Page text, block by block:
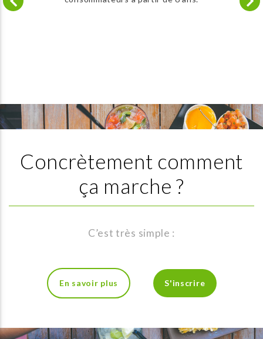
Concrètement comment
ça marche ?
C’est très simple :
En savoir plus S'inscrire